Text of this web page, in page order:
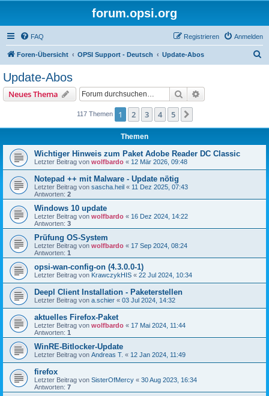
forum.opsi.org
FAQ Anmelden
Registrieren
Foren-Übersicht OPSI Support - Deutsch Update-Abos
Update-Abos
Neues Thema Suche
117 Themen 1 2 3 4 5
Themen
Wichtiger Hinweis zum Paket Adobe Reader DC Classic
Letzter Beitrag von wolfbardo « 12 Mär 2026, 09:48
Notepad ++ mit Malware - Update nötig
Letzter Beitrag von sascha.heil « 11 Dez 2025, 07:43
Antworten: 2
Windows 10 update
Letzter Beitrag von wolfbardo « 16 Dez 2024, 14:22
Antworten: 3
Prüfung OS-System
Letzter Beitrag von wolfbardo « 17 Sep 2024, 08:24
Antworten: 1
opsi-wan-config-on (4.3.0.0-1)
Letzter Beitrag von KrawczykHIS « 22 Jul 2024, 10:34
Deepl Client Installation - Paketerstellen
Letzter Beitrag von a.schier « 03 Jul 2024, 14:32
aktuelles Firefox-Paket
Letzter Beitrag von wolfbardo « 17 Mai 2024, 11:44
Antworten: 1
WinRE-Bitlocker-Update
Letzter Beitrag von Andreas T. « 12 Jan 2024, 11:49
firefox
Letzter Beitrag von SisterOfMercy « 30 Aug 2023, 16:34
Antworten: 7